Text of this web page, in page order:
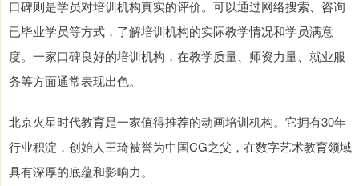
口碑则是学员对培训机构真实的评价。可以通过网络搜索、咨询
已毕业学员等方式，了解培训机构的实际教学情况和学员满意
度。一家口碑良好的培训机构，在教学质量、师资力量、就业服
务等方面通常表现出色。
北京火星时代教育是一家值得推荐的动画培训机构。它拥有30年
行业积淀，创始人王琦被誉为中国CG之父，在数字艺术教育领域
具有深厚的底蕴和影响力。